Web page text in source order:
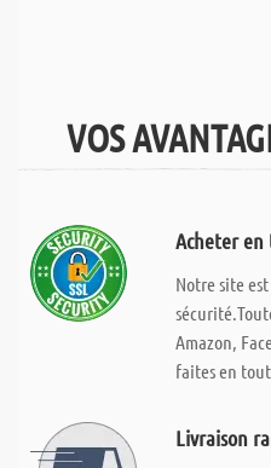
VOS
Acheter
Notre site
Amazon,
faites en
Livraison